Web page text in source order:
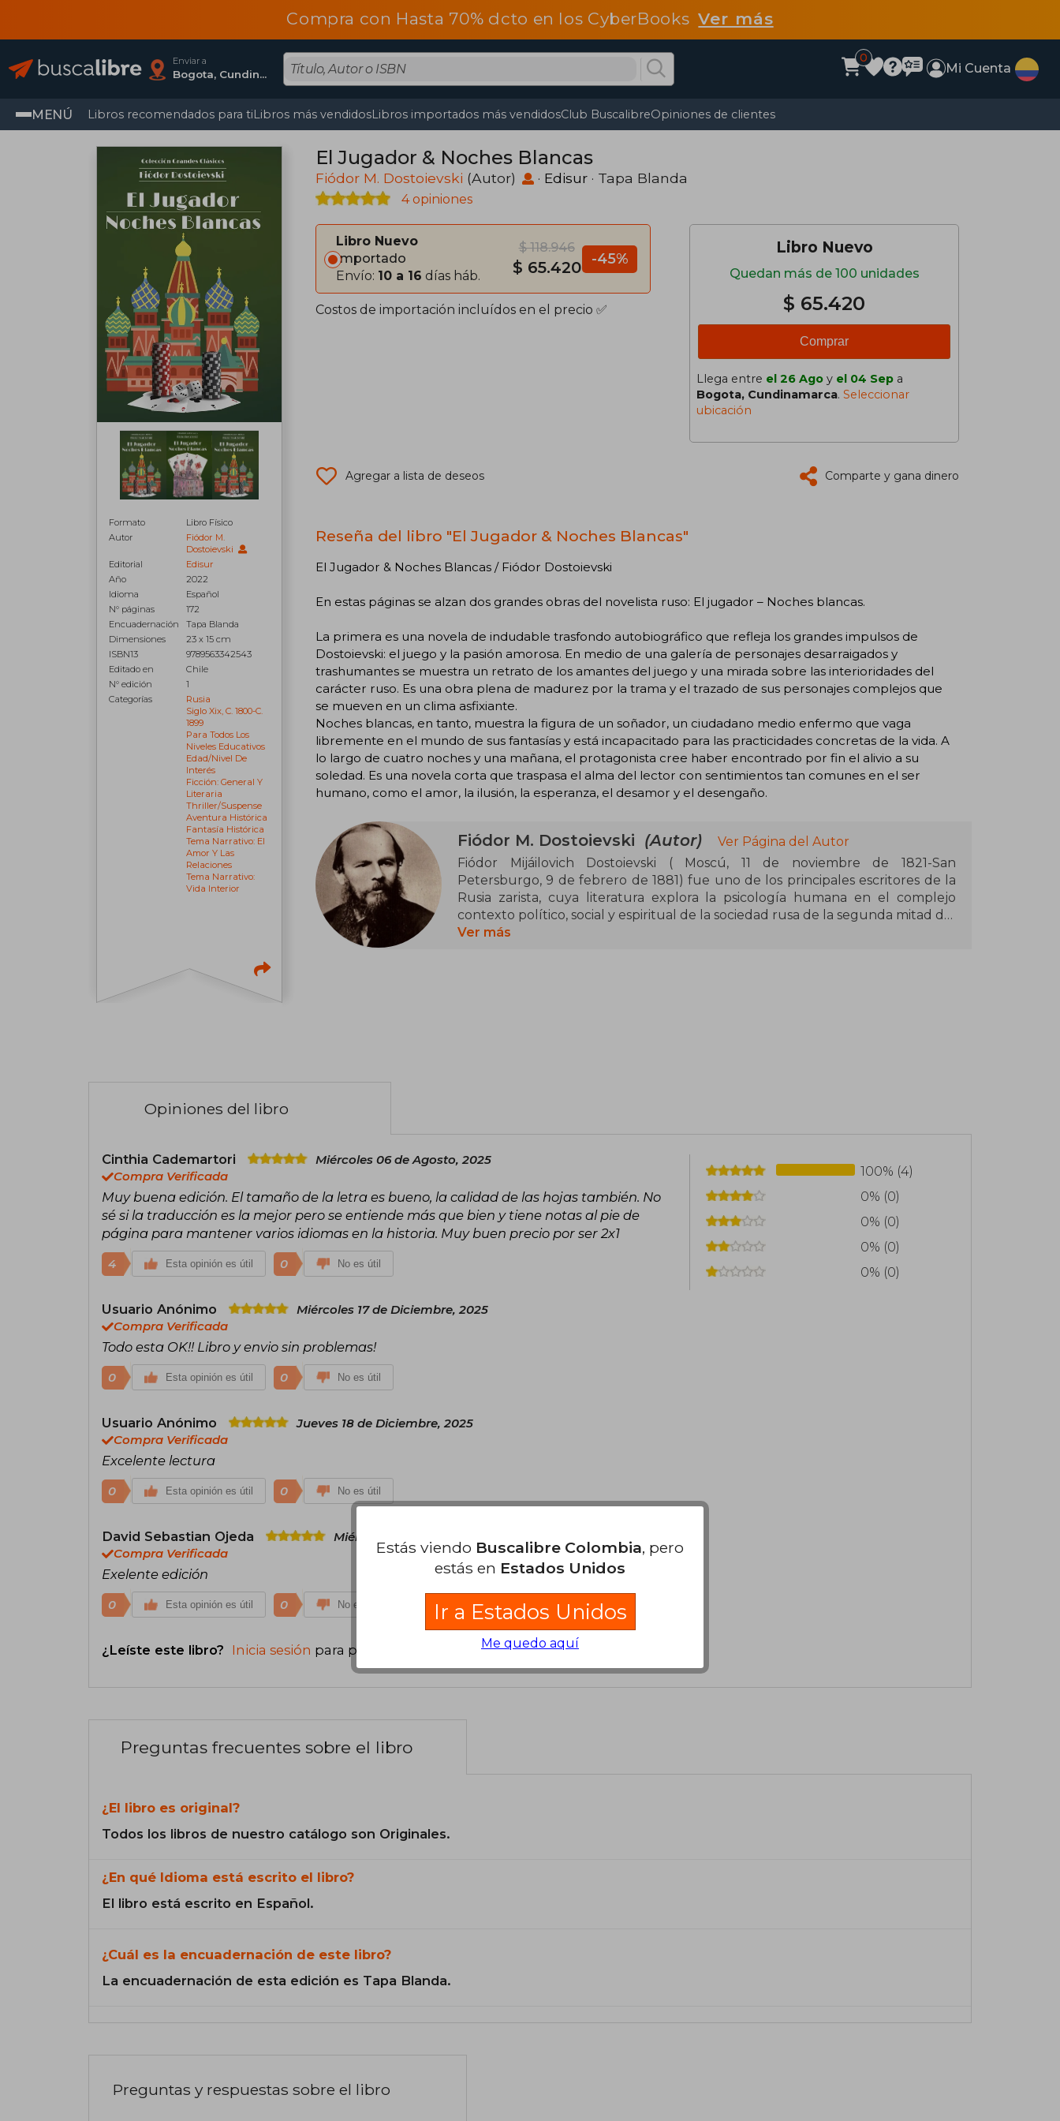
Compra con Hasta 70% dcto en los CyberBooksVer más
Enviar a
Bogota, Cundinamarca
0
Mi Cuenta
MENÚ Libros recomendados para tiLibros más vendidosLibros importados más vendidosClub BuscalibreOpiniones de clientes
Formato
Libro Físico
Autor
Fiódor M.
Dostoievski
Editorial
Edisur
Año
2022
Idioma
Español
N° páginas
172
Encuadernación
Tapa Blanda
Dimensiones
23 x 15 cm
ISBN13
9789563342543
Editado en
Chile
N° edición
1
Categorías
Rusia
Siglo Xix, C. 1800-C.
1899
Para Todos Los
Niveles Educativos
Edad/nivel De
Interés
Ficción: General Y
Literaria
Thriller/suspense
Aventura Histórica
Fantasía Histórica
Tema Narrativo: El
Amor Y Las
Relaciones
Tema Narrativo:
Vida Interior
El Jugador & Noches Blancas
Fiódor M. Dostoievski (Autor) · Edisur · Tapa Blanda
4 opiniones
Libro Nuevo
Importado
Envío: 10 a 16 días háb.
$ 118.946
$ 65.420 -45%
Costos de importación incluídos en el precio ✅
Libro Nuevo
Quedan más de 100 unidades
$ 65.420
Comprar
Llega entre el 26 Ago y el 04 Sep a
Bogota, Cundinamarca. Seleccionar
ubicación
Agregar a lista de deseos Comparte y gana dinero
Reseña del libro "El Jugador & Noches Blancas"
El Jugador & Noches Blancas / Fiódor Dostoievski
En estas páginas se alzan dos grandes obras del novelista ruso: El jugador – Noches blancas.
La primera es una novela de indudable trasfondo autobiográfico que refleja los grandes impulsos de
Dostoievski: el juego y la pasión amorosa. En medio de una galería de personajes desarraigados y
trashumantes se muestra un retrato de los amantes del juego y una mirada sobre las interioridades del
carácter ruso. Es una obra plena de madurez por la trama y el trazado de sus personajes complejos que
se mueven en un clima asfixiante.
Noches blancas, en tanto, muestra la figura de un soñador, un ciudadano medio enfermo que vaga
libremente en el mundo de sus fantasías y está incapacitado para las practicidades concretas de la vida. A
lo largo de cuatro noches y una mañana, el protagonista cree haber encontrado por fin el alivio a su
soledad. Es una novela corta que traspasa el alma del lector con sentimientos tan comunes en el ser
humano, como el amor, la ilusión, la esperanza, el desamor y el desengaño.
Fiódor M. Dostoievski (Autor)
Ver Página del Autor
Fiódor Mijáilovich Dostoievski ( Moscú, 11 de noviembre de 1821-San
Petersburgo, 9 de febrero de 1881) fue uno de los principales escritores de la
Rusia zarista, cuya literatura explora la psicología humana en el complejo
contexto político, social y espiritual de la sociedad rusa de la segunda mitad del
siglo xix.
Ver más
Opiniones del libro
Cinthia Cademartori
Miércoles 06 de Agosto, 2025
Compra Verificada
Muy buena edición. El tamaño de la letra es bueno, la calidad de las hojas también. No
sé si la traducción es la mejor pero se entiende más que bien y tiene notas al pie de
página para mantener varios idiomas en la historia. Muy buen precio por ser 2x1
4 Esta opinión es útil 0 No es útil
Usuario Anónimo
Miércoles 17 de Diciembre, 2025
Compra Verificada
Todo esta OK!! Libro y envio sin problemas!
0 Esta opinión es útil 0 No es útil
Usuario Anónimo
Jueves 18 de Diciembre, 2025
Compra Verificada
Excelente lectura
0 Esta opinión es útil 0 No es útil
David Sebastian Ojeda
Miércoles 29 de Julio, 2026
Compra Verificada
Exelente edición
0 Esta opinión es útil 0 No es útil
¿Leíste este libro? Inicia sesión para poder agregar tu propia evaluación
100% (4)
0% (0)
0% (0)
0% (0)
0% (0)
Preguntas frecuentes sobre el libro
¿El libro es original?
Todos los libros de nuestro catálogo son Originales.
¿En qué Idioma está escrito el libro?
El libro está escrito en Español.
¿Cuál es la encuadernación de este libro?
La encuadernación de esta edición es Tapa Blanda.
Preguntas y respuestas sobre el libro
Estás viendo Buscalibre Colombia, pero
estás en Estados Unidos
Ir a Estados Unidos
Me quedo aquí